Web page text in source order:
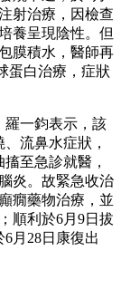
射治療，因檢查
養呈現陰性。但
膜積水，醫師再
蛋白治療，症狀
羅一鈞表示，該
流鼻水症狀，
至急診就醫，
炎。故緊急收治
癇藥物治療，並
順利於6月9日拔
月28日康復出